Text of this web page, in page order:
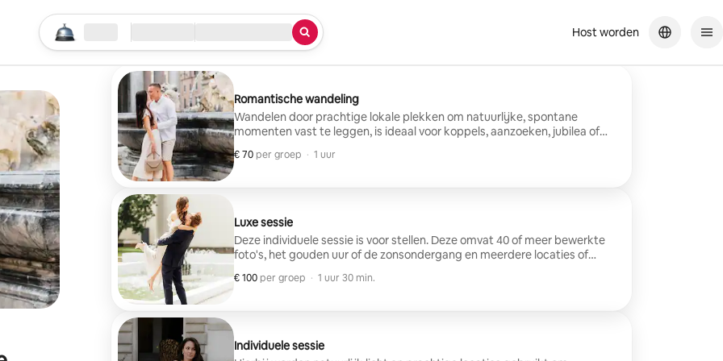
Begin je zoektocht
Locatie Inchecken/uitchecken
Service Host worden
Romantische wandeling
Wandelen door prachtige lokale plekken om natuurlijke, spontane
momenten vast te leggen, is ideaal voor koppels, aanzoeken, jubilea of
huwelijksreisherinneringen. Je krijgt minimaal 20 bewerkte foto's.
€ 70 per groep
€ 70 per groep
, · 1 uur
Luxe sessie
Deze individuele sessie is voor stellen. Deze omvat 40 of meer bewerkte
foto's, het gouden uur of de zonsondergang en meerdere locaties of
outfitwissels.
€ 100 per groep
€ 100 per groep
, · 1 uur 30 min.
Individuele sessie